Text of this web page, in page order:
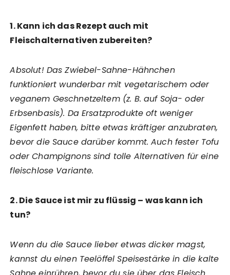
1. Kann ich das Rezept auch mit
Fleischalternativen zubereiten?
Absolut! Das Zwiebel-Sahne-Hähnchen
funktioniert wunderbar mit vegetarischem oder
veganem Geschnetzeltem (z. B. auf Soja- oder
Erbsenbasis). Da Ersatzprodukte oft weniger
Eigenfett haben, bitte etwas kräftiger anzubraten,
bevor die Sauce darüber kommt. Auch fester Tofu
oder Champignons sind tolle Alternativen für eine
fleischlose Variante.
2. Die Sauce ist mir zu flüssig – was kann ich
tun?
Wenn du die Sauce lieber etwas dicker magst,
kannst du einen Teelöffel Speisestärke in die kalte